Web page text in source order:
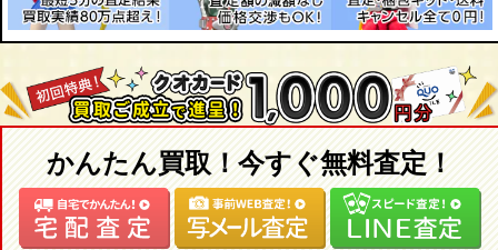
ニセウルトラセブン
モロボシダン
モロボシダン リニューアル
モロボシダン MAC隊員
友里アンヌ
メトロン星人
ペガッサ星人
キングジョー
ガッツ星人
TOKYO TRIBE
人造人間キカイダー / キカイダー01
ブルース・リー
アニメ・コミック
ゲーム
MOVIE・TV
MUSIC
特殊部隊
特撮
かんたん買取！今すぐ無料査定！